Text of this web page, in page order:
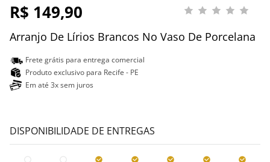
R$ 149,90
Arranjo De Lírios Brancos No Vaso De Porcelana
Frete grátis para entrega comercial
Produto exclusivo para Recife - PE
Em até 3x sem juros
DISPONIBILIDADE DE ENTREGAS